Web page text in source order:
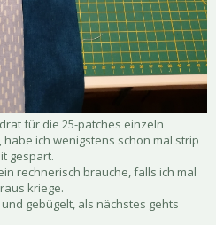
für die 25-patches einzeln
ich wenigstens schon mal strip
gespart.
rechnerisch brauche, falls ich mal
kriege.
gebügelt, als nächstes gehts